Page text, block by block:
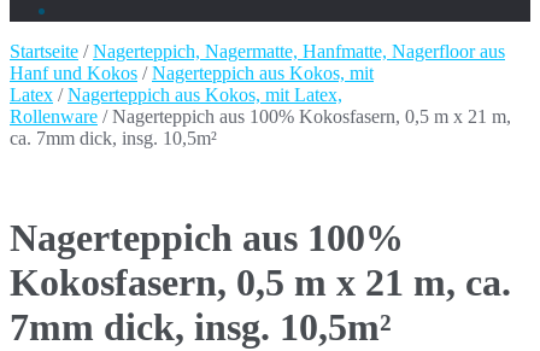
Startseite /Nagerteppich, Nagermatte, Hanfmatte, Nagerfloor aus
Hanf und Kokos /Nagerteppich aus Kokos, mit
Latex /Nagerteppich aus Kokos, mit Latex,
Rollenware / Nagerteppich aus 100% Kokosfasern, 0,5 m x 21 m,
ca. 7mm dick, insg. 10,5m²
Nagerteppich aus 100%
Kokosfasern, 0,5 m x 21 m, ca.
7mm dick, insg. 10,5m²